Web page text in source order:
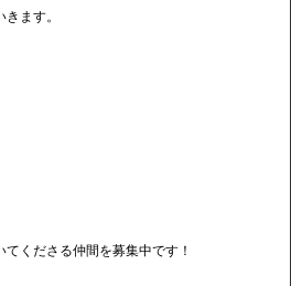
ます。
くださる仲間を募集中です！